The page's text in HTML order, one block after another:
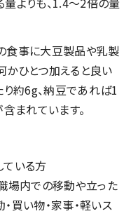
食事に大豆製品や乳製
かひとつ加えると良い
り約6g、納豆であれば1
まれています。
いる方
場内での移動や立った
買い物・家事・軽いス